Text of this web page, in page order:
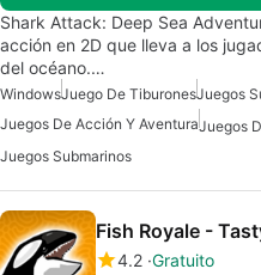
Shark Attack: Deep Sea
acción en 2D que lleva a los
del océano.…
WindowsJuego De TiburonesJuegos
Juegos De Acción Y Aventura
Juegos Submarinos
Fish Royale -
4.2 Gratuito